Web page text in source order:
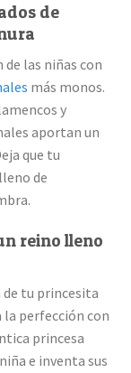
de
las niñas con
más monos.
y
aportan un
que tu
de
reino lleno
tu princesita
la perfección con
princesa
e inventa sus